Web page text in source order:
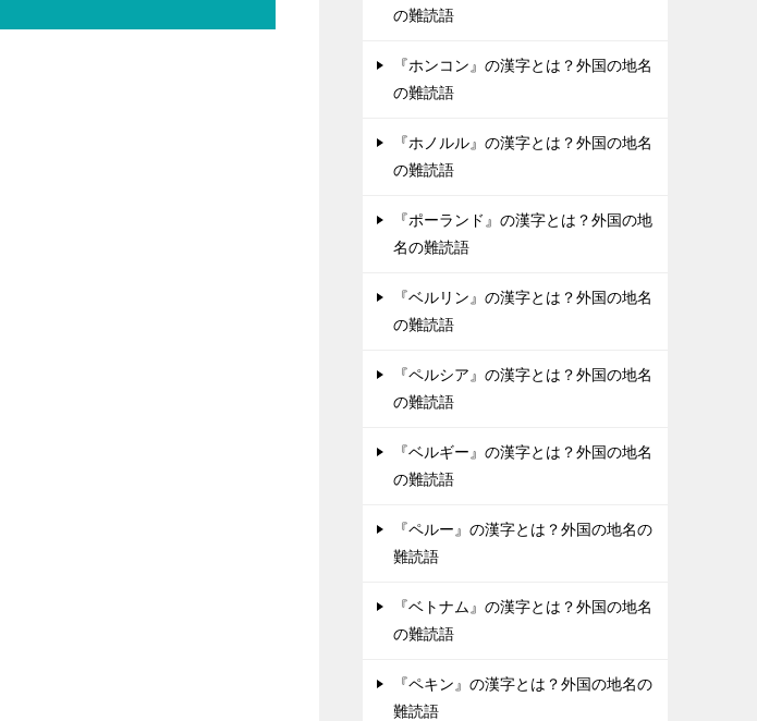
の難読語
『ホンコン』の漢字とは？外国の地名
の難読語
『ホノルル』の漢字とは？外国の地名
の難読語
『ポーランド』の漢字とは？外国の地
名の難読語
『ベルリン』の漢字とは？外国の地名
の難読語
『ペルシア』の漢字とは？外国の地名
の難読語
『ベルギー』の漢字とは？外国の地名
の難読語
『ペルー』の漢字とは？外国の地名の
難読語
『ベトナム』の漢字とは？外国の地名
の難読語
『ペキン』の漢字とは？外国の地名の
難読語